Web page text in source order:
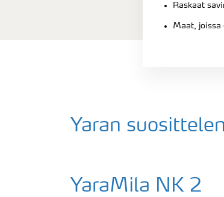
Raskaat
Maat, joissa
Yaran
YaraMila NK 2